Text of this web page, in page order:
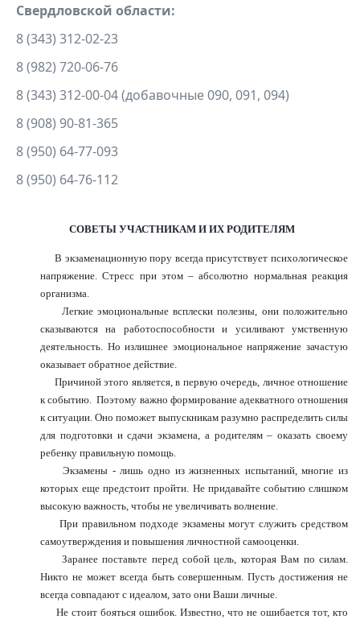
Свердловской области:
8 (343) 312-02-23
8 (982) 720-06-76
8 (343) 312-00-04 (добавочные 090, 091, 094)
8 (908) 90-81-365
8 (950) 64-77-093
8 (950) 64-76-112
СОВЕТЫ УЧАСТНИКАМ И ИХ РОДИТЕЛЯМ
В экзаменационную пору всегда присутствует психологическое
напряжение. Стресс при этом – абсолютно нормальная реакция
организма.
Легкие эмоциональные всплески полезны, они положительно
сказываются на работоспособности и усиливают умственную
деятельность. Но излишнее эмоциональное напряжение зачастую
оказывает обратное действие.
Причиной этого является, в первую очередь, личное отношение
к событию. Поэтому важно формирование адекватного отношения
к ситуации. Оно поможет выпускникам разумно распределить силы
для подготовки и сдачи экзамена, а родителям – оказать своему
ребенку правильную помощь.
Экзамены - лишь одно из жизненных испытаний, многие из
которых еще предстоит пройти. Не придавайте событию слишком
высокую важность, чтобы не увеличивать волнение.
При правильном подходе экзамены могут служить средством
самоутверждения и повышения личностной самооценки.
Заранее поставьте перед собой цель, которая Вам по силам.
Никто не может всегда быть совершенным. Пусть достижения не
всегда совпадают с идеалом, зато они Ваши личные.
Не стоит бояться ошибок. Известно, что не ошибается тот, кто